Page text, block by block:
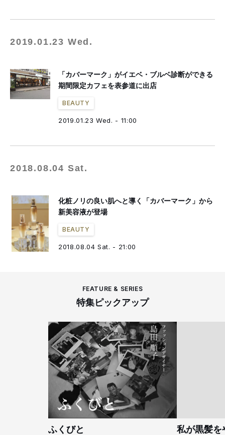
2019.01.23 Wed.
「カバーマーク」がイエベ・ブルベ診断ができる
期間限定カフェを表参道に出店
BEAUTY
2019.01.23 Wed. - 11:00
2018.08.04 Sat.
化粧ノリの良い肌へと導く「カバーマーク」から
新美容液が登場
BEAUTY
2018.08.04 Sat. - 21:00
FEATURE & SERIES
特集ピックアップ
ふくびと 私が黒髪を